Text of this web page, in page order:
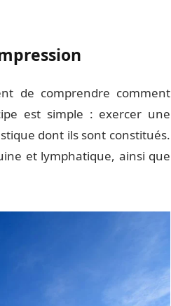
de comprendre comment
est simple : exercer une
dont ils sont constitués.
et lymphatique, ainsi que